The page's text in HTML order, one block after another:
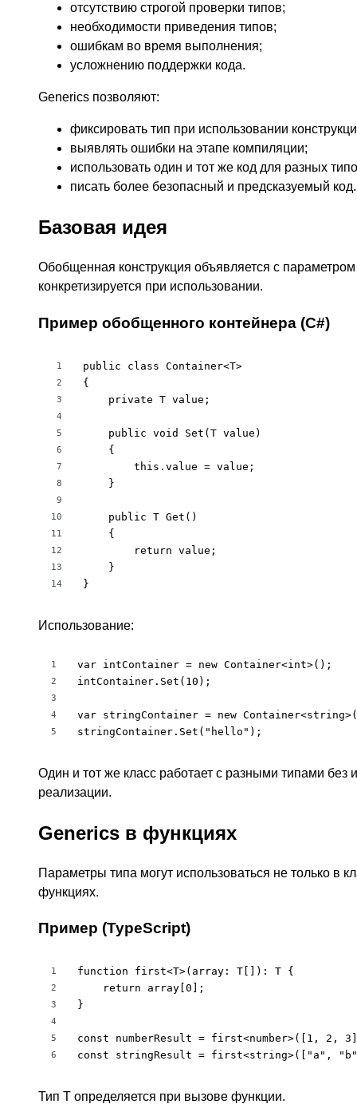
отсутствию строгой проверки типов;
необходимости приведения типов;
ошибкам во время выполнения;
усложнению поддержки кода.
Generics позволяют:
фиксировать тип при использовании
выявлять ошибки на этапе компиляции;
использовать один и тот же код для разных
писать более безопасный и предсказуемый код.
Базовая идея
Обобщенная конструкция объявляется с
конкретизируется при использовании.
Пример обобщенного контейнера (C#)
1
2
3
4
5
6
7
8
9
10
11
12
13
14
public class Container<T>
{
    private T value;
    public void Set(T value)
    {
        this.value = value;
    }
    public T Get()
    {
        return value;
    }
}
Использование:
1
2
3
4
5
var intContainer = new Container<int>();
intContainer.Set(10);
var stringContainer = new
stringContainer.Set("hello");
Один и тот же класс работает с разными типами без
реализации.
Generics в функциях
Параметры типа могут использоваться не только в
функциях.
Пример (TypeScript)
1
2
3
4
5
6
function first<T>(array: T[]): T {
    return array[0];
}
const numberResult = first<number>([1, 2,
const stringResult = first<string>(["a",
Тип T определяется при вызове функции.